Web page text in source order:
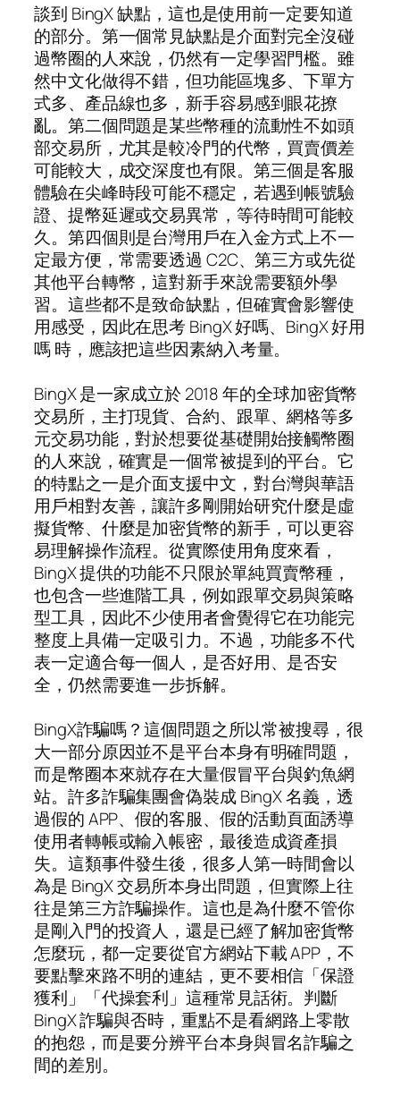
談到 BingX 缺點，這也是使用前一定要知道
的部分。第一個常見缺點是介面對完全沒碰
過幣圈的人來說，仍然有一定學習門檻。雖
然中文化做得不錯，但功能區塊多、下單方
式多、產品線也多，新手容易感到眼花撩
亂。第二個問題是某些幣種的流動性不如頭
部交易所，尤其是較冷門的代幣，買賣價差
可能較大，成交深度也有限。第三個是客服
體驗在尖峰時段可能不穩定，若遇到帳號驗
證、提幣延遲或交易異常，等待時間可能較
久。第四個則是台灣用戶在入金方式上不一
定最方便，常需要透過 C2C、第三方或先從
其他平台轉幣，這對新手來說需要額外學
習。這些都不是致命缺點，但確實會影響使
用感受，因此在思考 BingX 好嗎、BingX 好用
嗎 時，應該把這些因素納入考量。
BingX 是一家成立於 2018 年的全球加密貨幣
交易所，主打現貨、合約、跟單、網格等多
元交易功能，對於想要從基礎開始接觸幣圈
的人來說，確實是一個常被提到的平台。它
的特點之一是介面支援中文，對台灣與華語
用戶相對友善，讓許多剛開始研究什麼是虛
擬貨幣、什麼是加密貨幣的新手，可以更容
易理解操作流程。從實際使用角度來看，
BingX 提供的功能不只限於單純買賣幣種，
也包含一些進階工具，例如跟單交易與策略
型工具，因此不少使用者會覺得它在功能完
整度上具備一定吸引力。不過，功能多不代
表一定適合每一個人，是否好用、是否安
全，仍然需要進一步拆解。
BingX詐騙嗎？這個問題之所以常被搜尋，很
大一部分原因並不是平台本身有明確問題，
而是幣圈本來就存在大量假冒平台與釣魚網
站。許多詐騙集團會偽裝成 BingX 名義，透
過假的 APP、假的客服、假的活動頁面誘導
使用者轉帳或輸入帳密，最後造成資產損
失。這類事件發生後，很多人第一時間會以
為是 BingX 交易所本身出問題，但實際上往
往是第三方詐騙操作。這也是為什麼不管你
是剛入門的投資人，還是已經了解加密貨幣
怎麼玩，都一定要從官方網站下載 APP，不
要點擊來路不明的連結，更不要相信「保證
獲利」「代操套利」這種常見話術。判斷
BingX 詐騙與否時，重點不是看網路上零散
的抱怨，而是要分辨平台本身與冒名詐騙之
間的差別。